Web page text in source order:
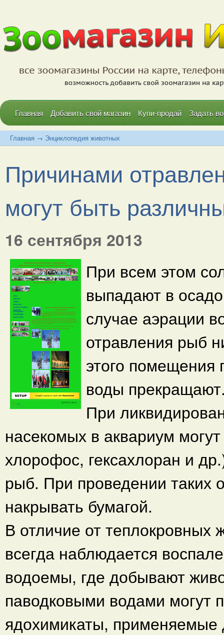
Главная Добавить свой магазин Купи-продай Задать
Главная → Энциклопедия животных
Причинами
могут быть
16 сентября 2013
При всем этом
выпадают в
случае аэрации
отравления рыб
этого
воды
При
насекомых в аквариум
хлорофос, гексахлоран и
рыб. При проведении таких
накрывать бумагой.
В отличие от теплокровных
всегда наблюдается
водоемы, где добывают
паводковыми водами могут
ядохимикаты,